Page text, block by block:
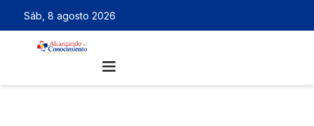
Sáb, 8 agosto 2026